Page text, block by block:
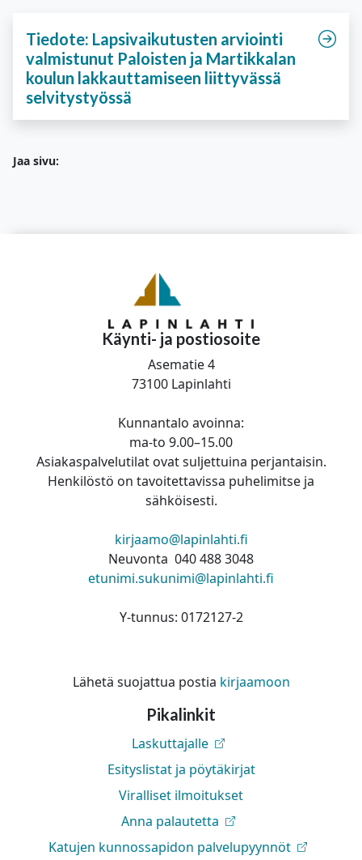
Tiedote: Lapsivaikutusten arviointi
valmistunut Paloisten ja Martikkalan
koulun lakkauttamiseen liittyvässä
selvitystyössä
Jaa sivu:
Käynti- ja postiosoite
Asematie 4
73100 Lapinlahti
Kunnantalo avoinna:
ma-to 9.00–15.00
Asiakaspalvelutilat ovat suljettuina perjantaisin.
Henkilöstö on tavoitettavissa puhelimitse ja
sähköisesti.
kirjaamo@lapinlahti.fi
Neuvonta 040 488 3048
etunimi.sukunimi@lapinlahti.fi
Y-tunnus: 0172127-2
Lähetä suojattua postia kirjaamoon
Pikalinkit
Laskuttajalle
Esityslistat ja pöytäkirjat
Viralliset ilmoitukset
Anna palautetta
Katujen kunnossapidon palvelupyynnöt